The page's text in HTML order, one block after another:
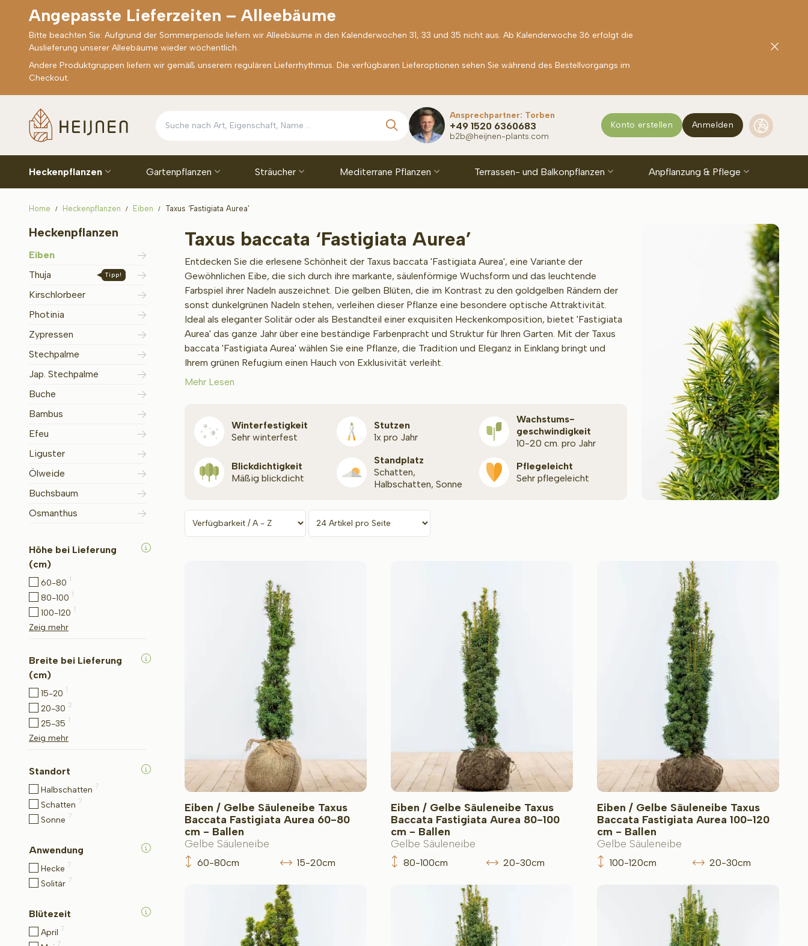
Konto erstellen Anmelden
Ansprechpartner: Torben
+49 1520 6360683
b2b@heijnen-plants.com
Heckenpflanzen Gartenpflanzen Sträucher Mediterrane Pflanzen Terrassen- und Balkonpflanzen Anpflanzung & Pflege
Angepasste Lieferzeiten – Alleebäume
Bitte beachten Sie: Aufgrund der Sommerperiode liefern wir Alleebäume in den Kalenderwochen 31, 33 und 35 nicht aus. Ab Kalenderwoche 36 erfolgt die
Auslieferung unserer Alleebäume wieder wöchentlich.
Andere Produktgruppen liefern wir gemäß unserem regulären Lieferrhythmus. Die verfügbaren Lieferoptionen sehen Sie während des Bestellvorgangs im
Checkout.
Home Heckenpflanzen Eiben Taxus ‘Fastigiata Aurea’
Heckenpflanzen
Eiben
Thuja
Tipp!
Kirschlorbeer
Photinia
Zypressen
Stechpalme
Jap. Stechpalme
Buche
Bambus
Efeu
Liguster
Ölweide
Buchsbaum
Osmanthus
Höhe bei Lieferung
(cm)
60-80 1
80-100 1
100-120 1
Zeig mehr
Breite bei Lieferung
(cm)
15-20 1
20-30 2
25-35 1
Zeig mehr
Standort
Halbschatten 7
Schatten 7
Sonne 7
Anwendung
Hecke 7
Solitär 7
Blütezeit
April 7
7
Taxus baccata ‘Fastigiata Aurea’
Entdecken Sie die erlesene Schönheit der Taxus baccata 'Fastigiata Aurea', eine Variante der
Gewöhnlichen Eibe, die sich durch ihre markante, säulenförmige Wuchsform und das leuchtende
Farbspiel ihrer Nadeln auszeichnet. Die gelben Blüten, die im Kontrast zu den goldgelben Rändern der
sonst dunkelgrünen Nadeln stehen, verleihen dieser Pflanze eine besondere optische Attraktivität.
Ideal als eleganter Solitär oder als Bestandteil einer exquisiten Heckenkomposition, bietet 'Fastigiata
Aurea' das ganze Jahr über eine beständige Farbenpracht und Struktur für Ihren Garten. Mit der Taxus
baccata 'Fastigiata Aurea' wählen Sie eine Pflanze, die Tradition und Eleganz in Einklang bringt und
Ihrem grünen Refugium einen Hauch von Exklusivität verleiht.
Mehr Lesen
Winterfestigkeit
Sehr winterfest
Stutzen
1x pro Jahr
Wachstums­
geschwindigkeit
10-20 cm. pro Jahr
Blickdichtigkeit
Mäßig blickdicht
Standplatz
Schatten,
Halbschatten, Sonne
Pflegeleicht
Sehr pflegeleicht
Eiben / Gelbe Säuleneibe Taxus
Baccata Fastigiata Aurea 60-80
cm - Ballen
Gelbe Säuleneibe
60-80cm 15-20cm
Eiben / Gelbe Säuleneibe Taxus
Baccata Fastigiata Aurea 80-100
cm - Ballen
Gelbe Säuleneibe
80-100cm 20-30cm
Eiben / Gelbe Säuleneibe Taxus
Baccata Fastigiata Aurea 100-120
cm - Ballen
Gelbe Säuleneibe
100-120cm 20-30cm